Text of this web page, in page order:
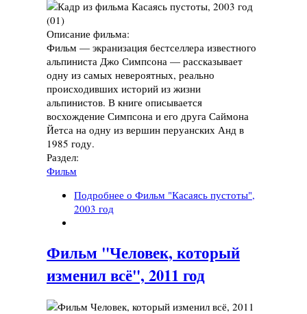
Описание фильма:
Фильм — экранизация бестселлера известного
альпиниста Джо Симпсона — рассказывает
одну из самых невероятных, реально
происходивших историй из жизни
альпинистов. В книге описывается
восхождение Симпсона и его друга Саймона
Йетса на одну из вершин перуанских Анд в
1985 году.
Раздел:
Фильм
Подробнее о Фильм "Касаясь пустоты",
2003 год
Фильм "Человек, который
изменил всё", 2011 год